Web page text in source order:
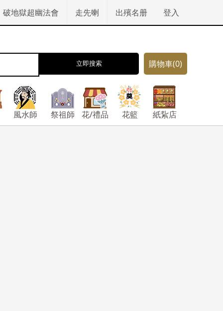
破地獄超幽法會 走先喇 出殯名册 登入
立即搜索 購物車(0)
風水師 祭祖師 花/禮品 花籃
紙紥店